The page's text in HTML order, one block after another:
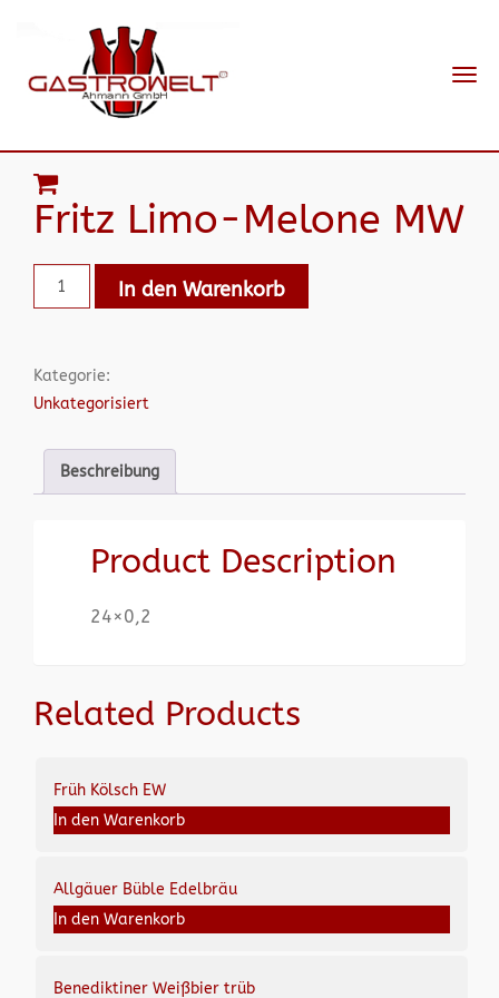
Fritz Limo-Melone MW
In den Warenkorb
Kategorie:
Unkategorisiert
Beschreibung
Product Description
24×0,2
Related Products
Früh Kölsch EW
In den Warenkorb
Allgäuer Büble Edelbräu
In den Warenkorb
Benediktiner Weißbier trüb